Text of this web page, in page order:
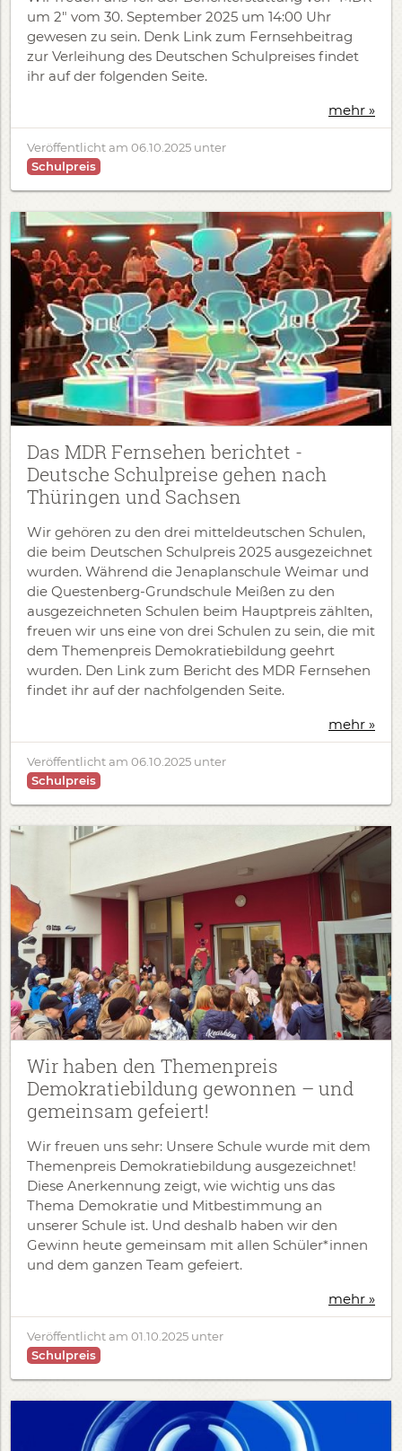
um 2" vom 30. September 2025 um 14:00 Uhr
gewesen zu sein. Denk Link zum Fernsehbeitrag
zur Verleihung des Deutschen Schulpreises findet
ihr auf der folgenden Seite.​
mehr »
Veröffentlicht am 06.10.2025 unter
Schulpreis
Das MDR Fernsehen berichtet -
Deutsche Schulpreise gehen nach
Thüringen und Sachsen
Wir gehören zu den drei mitteldeutschen Schulen,
die beim Deutschen Schulpreis 2025 ausgezeichnet
wurden. Während die Jenaplanschule Weimar und
die Questenberg-Grundschule Meißen zu den
ausgezeichneten Schulen beim Hauptpreis zählten,
freuen wir uns eine von drei Schulen zu sein, die mit
dem Themenpreis Demokratiebildung geehrt
wurden. Den Link zum Bericht des MDR Fernsehen
findet ihr auf der nachfolgenden Seite.
mehr »
Veröffentlicht am 06.10.2025 unter
Schulpreis
Wir haben den Themenpreis
Demokratiebildung gewonnen – und
gemeinsam gefeiert!
​Wir freuen uns sehr: Unsere Schule wurde mit dem
Themenpreis Demokratiebildung ausgezeichnet!
Diese Anerkennung zeigt, wie wichtig uns das
Thema Demokratie und Mitbestimmung an
unserer Schule ist. Und deshalb haben wir den
Gewinn heute gemeinsam mit allen Schüler*innen
und dem ganzen Team gefeiert.
mehr »
Veröffentlicht am 01.10.2025 unter
Schulpreis